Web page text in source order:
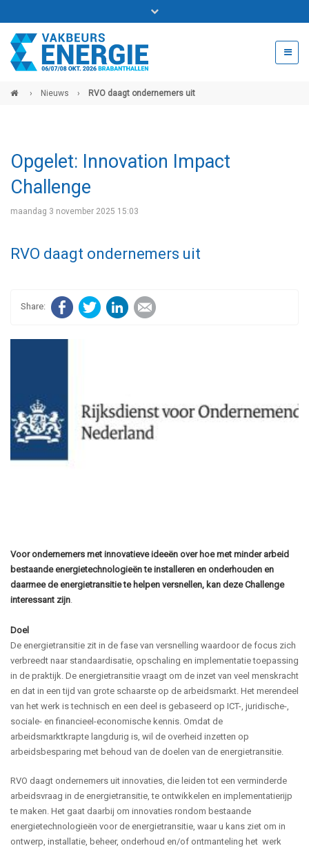
Bel ons voor info 0294 - 74 50 70
beurs@54events.nl
› Nieuws › RVO daagt ondernemers uit
Opgelet: Innovation Impact
Challenge
maandag 3 november 2025 15:03
RVO daagt ondernemers uit
FacebookTwitter LinkedIn
Voor ondernemers met innovatieve ideeën over hoe met minder arbeid
bestaande energietechnologieën te installeren en onderhouden en
daarmee de energietransitie te helpen versnellen, kan deze Challenge
interessant zijn.
Doel
De energietransitie zit in de fase van versnelling waardoor de focus zich
verbreedt naar standaardisatie, opschaling en implementatie toepassing
in de praktijk. De energietransitie vraagt om de inzet van veel menskracht
en dat in een tijd van grote schaarste op de arbeidsmarkt. Het merendeel
van het werk is technisch en een deel is gebaseerd op ICT-, juridische-,
sociale- en financieel-economische kennis. Omdat de
arbeidsmarktkrapte langdurig is, wil de overheid inzetten op
arbeidsbesparing met behoud van de doelen van de energietransitie.
RVO daagt ondernemers uit innovaties, die leiden tot een verminderde
arbeidsvraag in de energietransitie, te ontwikkelen en implementatierijp
te maken. Het gaat daarbij om innovaties rondom bestaande
energietechnologieën voor de energietransitie, waar u kans ziet om in
ontwerp, installatie, beheer, onderhoud en/of ontmanteling het werk